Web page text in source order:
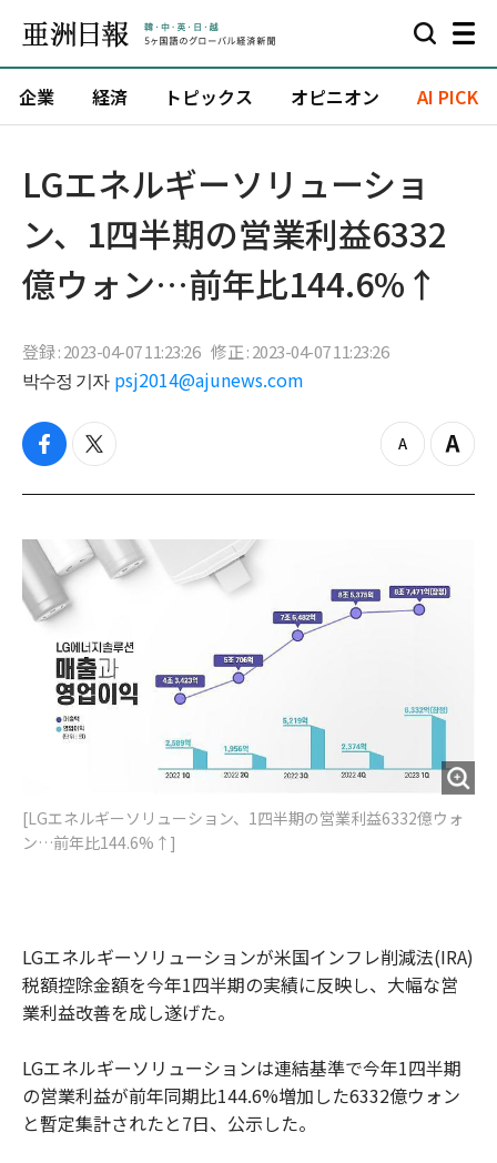
企業 経済 トピックス オピニオン AI PICK
LGエネルギーソリューショ
ン、1四半期の営業利益6332
億ウォン…前年比144.6%↑
登録 : 2023-04-07 11:23:26 修正 : 2023-04-07 11:23:26
박수정 기자 psj2014@ajunews.com
f
c
o
k
t
i
t
e
z
o
t
Z
o
[LGエネルギーソリューション、1四半期の営業利益6332億ウォ
ン…前年比144.6%↑]
LGエネルギーソリューションが米国インフレ削減法(IRA)
税額控除金額を今年1四半期の実績に反映し、大幅な営
業利益改善を成し遂げた。
LGエネルギーソリューションは連結基準で今年1四半期
の営業利益が前年同期比144.6%増加した6332億ウォン
と暫定集計されたと7日、公示した。